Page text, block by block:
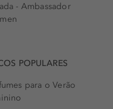
- Ambassador
POPULARES
para o Verão